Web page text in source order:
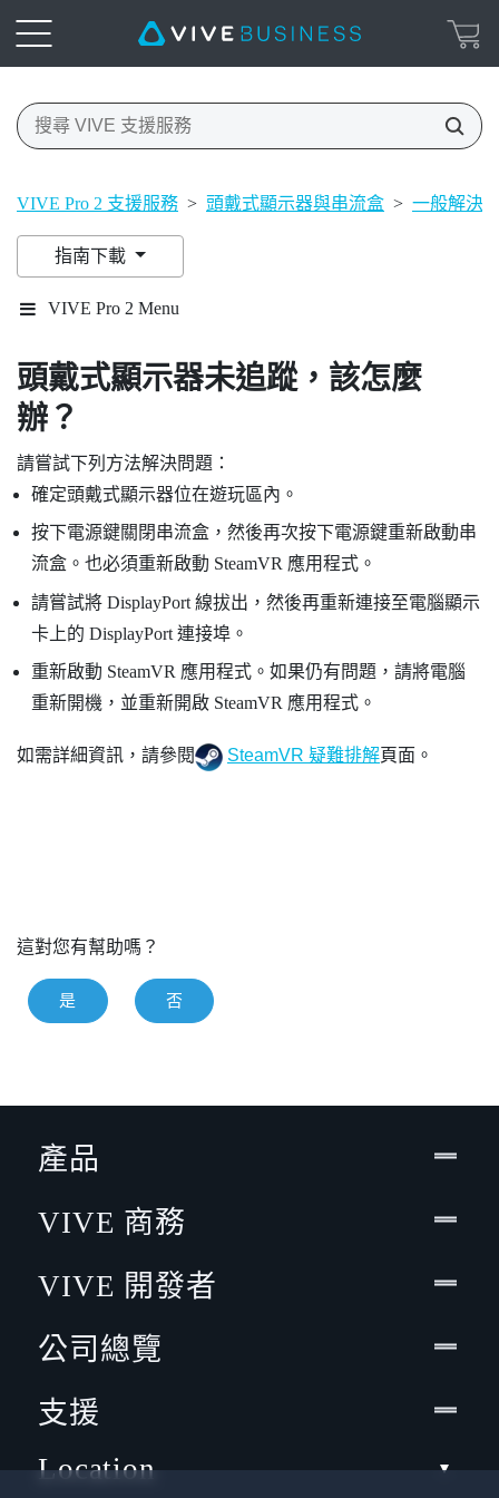
VIVE Pro 2 支援服務 > 頭戴式顯示器與串流盒 > 一般解決
指南下載
VIVE Pro 2 Menu
頭戴式顯示器未追蹤，該怎麼
辦？
請嘗試下列方法解決問題：
確定頭戴式顯示器位在遊玩區內。
按下電源鍵關閉串流盒，然後再次按下電源鍵重新啟動串
流盒。也必須重新啟動 SteamVR 應用程式。
請嘗試將 DisplayPort線拔出，然後再重新連接至電腦顯示
卡上的 DisplayPort連接埠。
重新啟動 SteamVR 應用程式。如果仍有問題，請將電腦
重新開機，並重新開啟 SteamVR 應用程式。
如需詳細資訊，請參閱 SteamVR 疑難排解頁面。
這對您有幫助嗎？
是 否
產品
VIVE 商務
VIVE 開發者
公司總覽
支援
Location